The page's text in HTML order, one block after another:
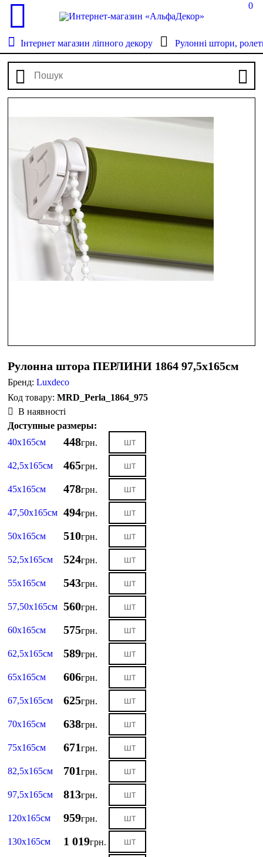
0
Інтернет магазин ліпного декору Рулонні штори,
Рулонна штора ПЕРЛИНИ 1864 97,5х165см
Бренд:Luxdeco
MRD_Perla_1864_975
В наявності
Доступные размеры:
40х165см
448грн.
42,5х165см 465грн.
45х165см 478грн.
47,50х165см 494грн.
50х165см 510грн.
52,5х165см 524грн.
55х165см 543грн.
57,50х165см 560грн.
60х165см 575грн.
62,5х165см 589грн.
65х165см 606грн.
67,5х165см 625грн.
70х165см 638грн.
75х165см 671грн.
82,5х165см 701грн.
97,5х165см 813грн.
120х165см 959грн.
130х165см 1 019грн.